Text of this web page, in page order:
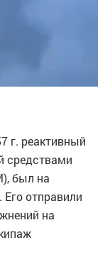
г. реактивный
средствами
был на
отправили
на